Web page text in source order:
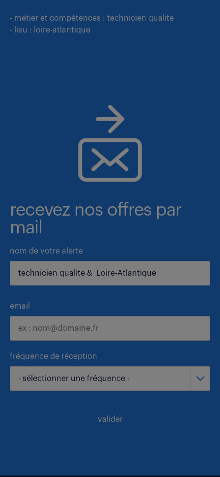
- métier et compétences : technicien qualite
- lieu : loire-atlantique
recevez nos offres par
mail
nom de votre alerte
email
fréquence de réception
- sélectionner une fréquence -
valider